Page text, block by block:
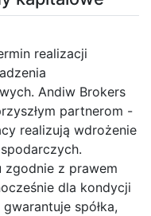
realizacji
Andiw Brokers
partnerom -
realizują wdrożenie
zgodnie z prawem
dla kondycji
spółka,